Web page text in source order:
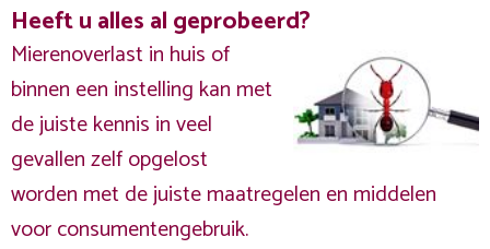
Heeft u alles al geprobeerd?
Mierenoverlast in huis of
binnen een instelling kan met
de juiste kennis in veel
gevallen zelf opgelost
worden met de juiste maatregelen en middelen
voor consumentengebruik.